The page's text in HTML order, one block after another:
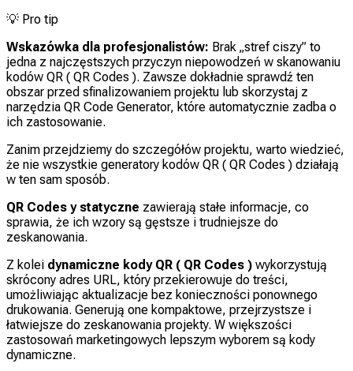
💡 Pro tip
Wskazówka dla profesjonalistów: Brak „stref ciszy” to
jedna z najczęstszych przyczyn niepowodzeń w skanowaniu
kodów QR ( QR Codes ). Zawsze dokładnie sprawdź ten
obszar przed sfinalizowaniem projektu lub skorzystaj z
narzędzia QR Code Generator, które automatycznie zadba o
ich zastosowanie.
Zanim przejdziemy do szczegółów projektu, warto wiedzieć,
że nie wszystkie generatory kodów QR ( QR Codes ) działają
w ten sam sposób.
QR Codes y statyczne zawierają stałe informacje, co
sprawia, że ich wzory są gęstsze i trudniejsze do
zeskanowania.
Z kolei dynamiczne kody QR ( QR Codes ) wykorzystują
skrócony adres URL, który przekierowuje do treści,
umożliwiając aktualizacje bez konieczności ponownego
drukowania. Generują one kompaktowe, przejrzystsze i
łatwiejsze do zeskanowania projekty. W większości
zastosowań marketingowych lepszym wyborem są kody
dynamiczne.